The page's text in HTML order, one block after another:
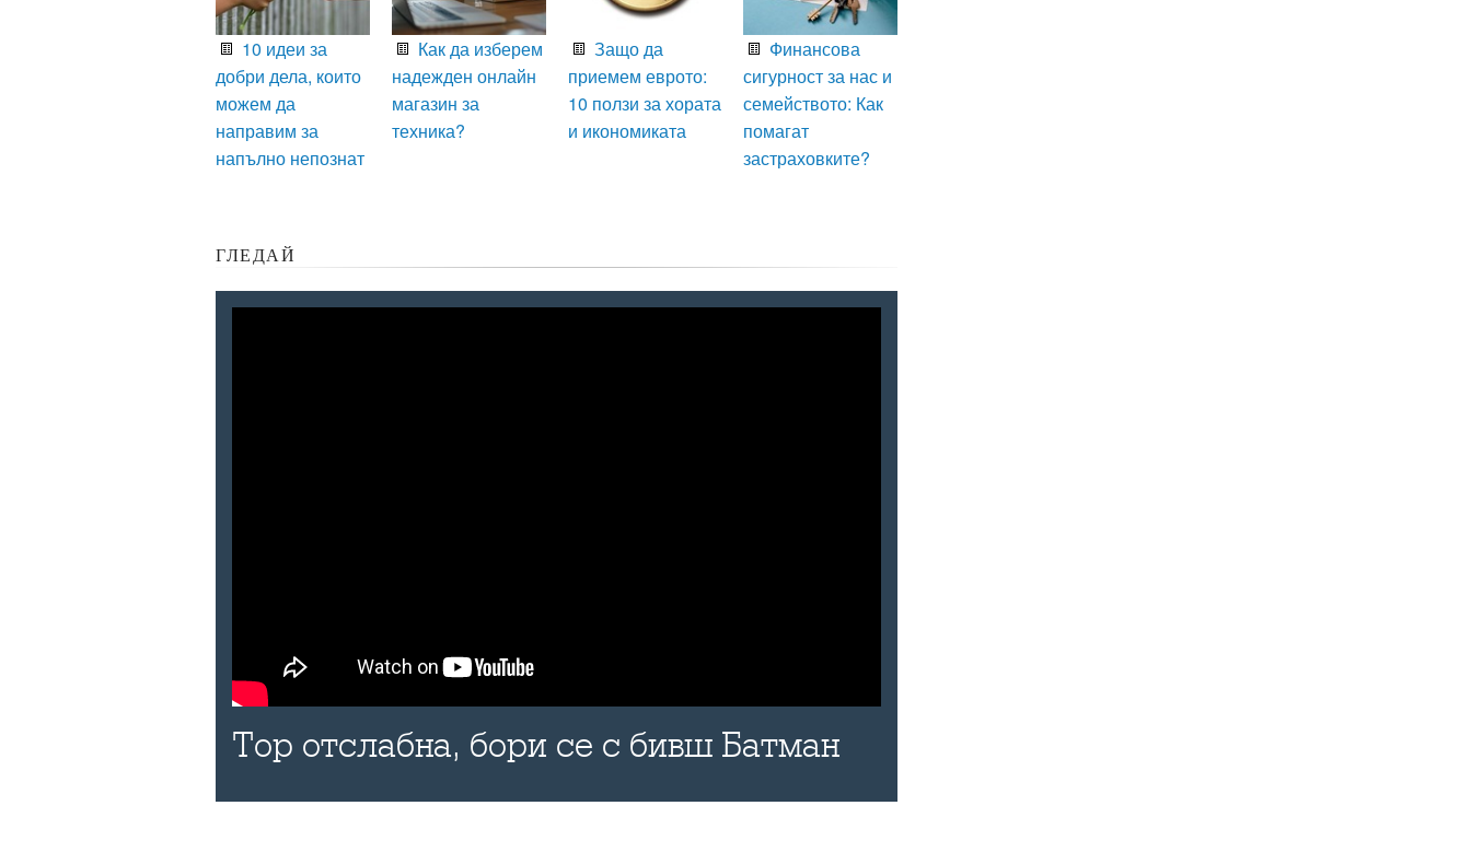
10 идеи за
добри дела, които
можем да
направим за
напълно непознат
Как да изберем
надежден онлайн
магазин за
техника?
Защо да
приемем еврото:
10 ползи за хората
и икономиката
Финансова
сигурност за нас и
семейството: Как
помагат
застраховките?
ГЛЕДАЙ
Тор отслабна, бори се с бивш Батман